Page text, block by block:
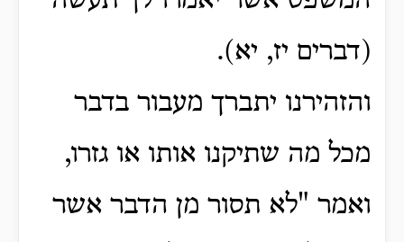
(דברים יז, יא).
והזהירנו יתברך מעבור בדבר
מכל מה שתיקנו אותו או גזרו,
ואמר "לא תסור מן הדבר אשר